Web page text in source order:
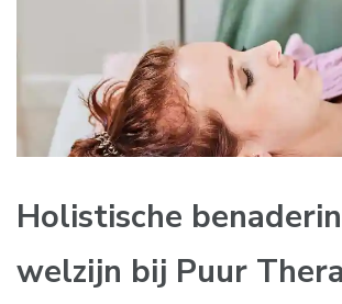
Holistische
welzijn bij Puur